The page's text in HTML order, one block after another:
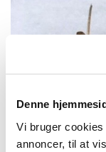
Denne
Vi bruger
annoncer, til at